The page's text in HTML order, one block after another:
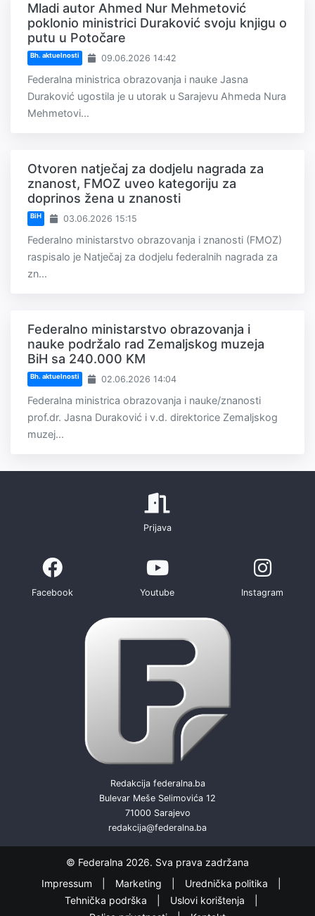
Mladi autor Ahmed Nur Mehmetović
poklonio ministrici Duraković svoju knjigu o
putu u Potočare
Bh. aktuelnosti 09.06.2026 14:42
Federalna ministrica obrazovanja i nauke Jasna
Duraković ugostila je u utorak u Sarajevu Ahmeda Nura
Mehmetovi...
Otvoren natječaj za dodjelu nagrada za
znanost, FMOZ uveo kategoriju za
doprinos žena u znanosti
BiH 03.06.2026 15:15
Federalno ministarstvo obrazovanja i znanosti (FMOZ)
raspisalo je Natječaj za dodjelu federalnih nagrada za
zn...
Federalno ministarstvo obrazovanja i
nauke podržalo rad Zemaljskog muzeja
BiH sa 240.000 KM
Bh. aktuelnosti 02.06.2026 14:04
Federalna ministrica obrazovanja i nauke/znanosti
prof.dr. Jasna Duraković i v.d. direktorice Zemaljskog
muzej...
Prijava
Facebook Youtube Instagram
Redakcija federalna.ba
Bulevar Meše Selimovića 12
71000 Sarajevo
redakcija@federalna.ba
© Federalna 2026. Sva prava zadržana
Impressum
Marketing
Urednička politika
Tehnička podrška
Uslovi korištenja